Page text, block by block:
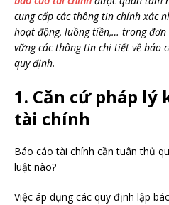
cung cấp các thông tin chính xác
hoạt động, luồng tiền,… trong đơn
vững các thông tin chi tiết về báo
quy định.
1. Căn cứ pháp lý
tài chính
Báo cáo tài chính cần tuân thủ
luật nào?
Việc áp dụng các quy định lập